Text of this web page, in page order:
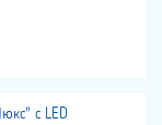
с LED